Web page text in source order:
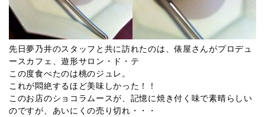
先日夢乃井のスタッフと共に訪れたのは、俵屋さんがプロデュ
ースカフェ、遊形サロン・ド・テ
この度食べたのは桃のジュレ。
これが悶絶するほど美味しかった！！
このお店のショコラムースが、記憶に焼き付く味で素晴らしい
のですが、あいにくの売り切れ・・・